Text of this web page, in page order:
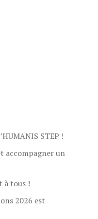
STEP !
accompagner un
à tous !
2026 est